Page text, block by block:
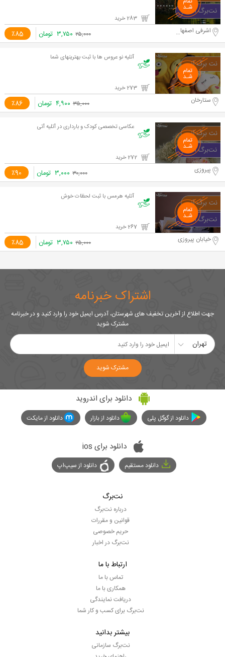
٪85 اشرفی اصفهانی ۲۵,۰۰۰ ۳,۷۵۰ تومان
آتلیه نو عروس ها با ثبت بهترینهای شما
٪86 ستارخان ۳۵,۰۰۰ ۴,۹۰۰ تومان
عکاسی تخصصی کودک و بارداری در آتلیه آتی
٪90 پیروزی ۳۰,۰۰۰ ۳,۰۰۰ تومان
آتلیه هرمس با ثبت لحظات خوش
٪85 خیابان پیروزی ۲۵,۰۰۰ ۳,۷۵۰ تومان
اشتراک خبرنامه
جهت اطلاع از آخرین تخفیف های شهرستان، آدرس ایمیل خود را وارد کنید و در خبرنامه
مشترک شوید
تهران
مشترک شوید
دانلود برای اندروید
دانلود از گوگل پلی دانلود از بازار دانلود از مایکت
دانلود برای ios
دانلود مستقیم دانلود از سیپ‌اپ
نت‌برگ
درباره نت‌برگ
قوانین و مقررات
حریم خصوصی
نت‌برگ در اخبار
ارتباط با ما
تماس با ما
همکاری با ما
دریافت نمایندگی
نت‌برگ برای کسب و کار شما
بیشتر بدانید
نت‌برگ سازمانی